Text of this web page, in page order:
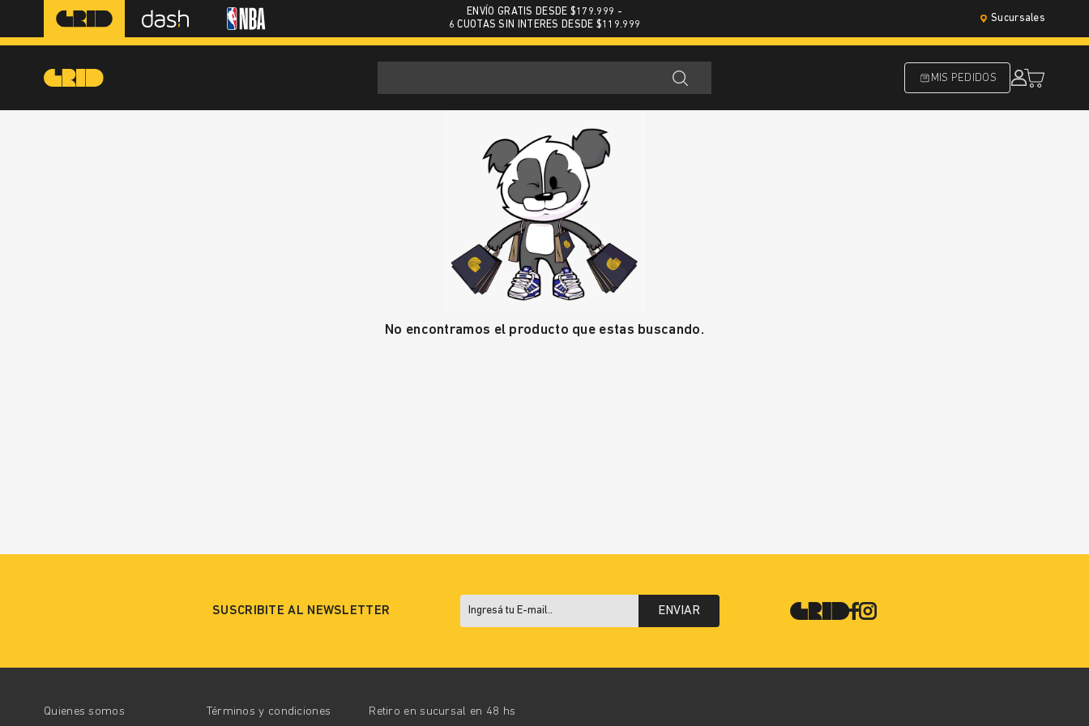
ENVÍO GRATIS DESDE $179.999 -
6 CUOTAS SIN INTERES DESDE $119.999
Sucursales
MIS PEDIDOS
No encontramos el producto que estas buscando.
SUSCRIBITE AL NEWSLETTER ENVIAR
Quienes somos Términos y condiciones Retiro en sucursal en 48 hs